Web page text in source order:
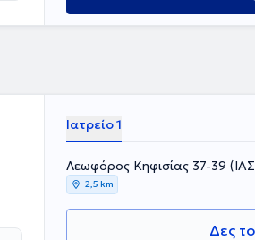
Ιατρείο 1
Λεωφόρος Κηφισίας 37-39
2,5 km
Δες